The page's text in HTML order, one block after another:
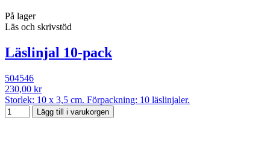
På lager
Läs och skrivstöd
Läslinjal 10-pack
504546
230,00 kr
Storlek: 10 x 3,5 cm. Förpackning: 10 läslinjaler.
Lägg till i varukorgen